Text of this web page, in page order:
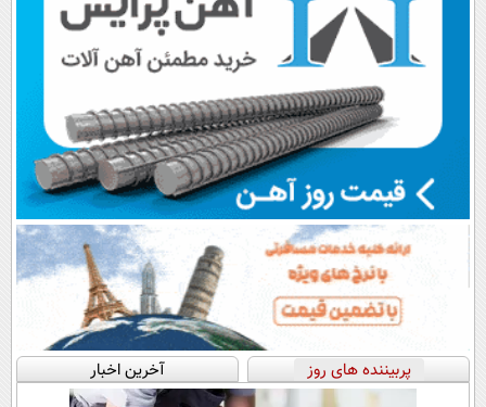
پربیننده های روز آخرین اخبار